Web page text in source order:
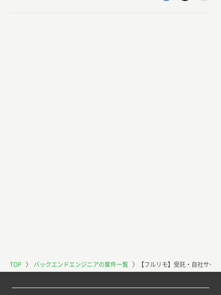
TOP 〉 バックエンドエンジニアの案件一覧 〉 【フルリモ】受託・自社サー